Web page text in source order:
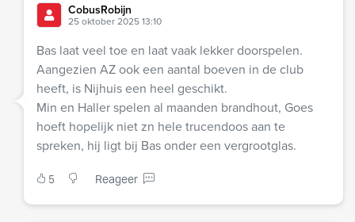
CobusRobijn
25 oktober 2025 13:10
Bas laat veel toe en laat vaak lekker doorspelen.
Aangezien AZ ook een aantal boeven in de club
heeft, is Nijhuis een heel geschikt.
Min en Haller spelen al maanden brandhout, Goes
hoeft hopelijk niet zn hele trucendoos aan te
spreken, hij ligt bij Bas onder een vergrootglas.
5 Reageer